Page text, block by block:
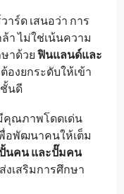
ร์ด เสนอว่า การ
า ไม่ใช่เน้นความ
าด้วย ฟินแลนด์และ
งยกระดับให้เข้า
ชั้นดี
คุณภาพโดดเด่น
อพัฒนาคนให้เต็ม
ปั้นคน และปั๊มคน
งเสริมการศึกษา